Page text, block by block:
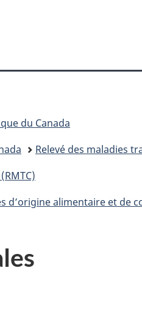
sujet
HTML
du Canada
Relevé des maladies
d’origine alimentaire et de